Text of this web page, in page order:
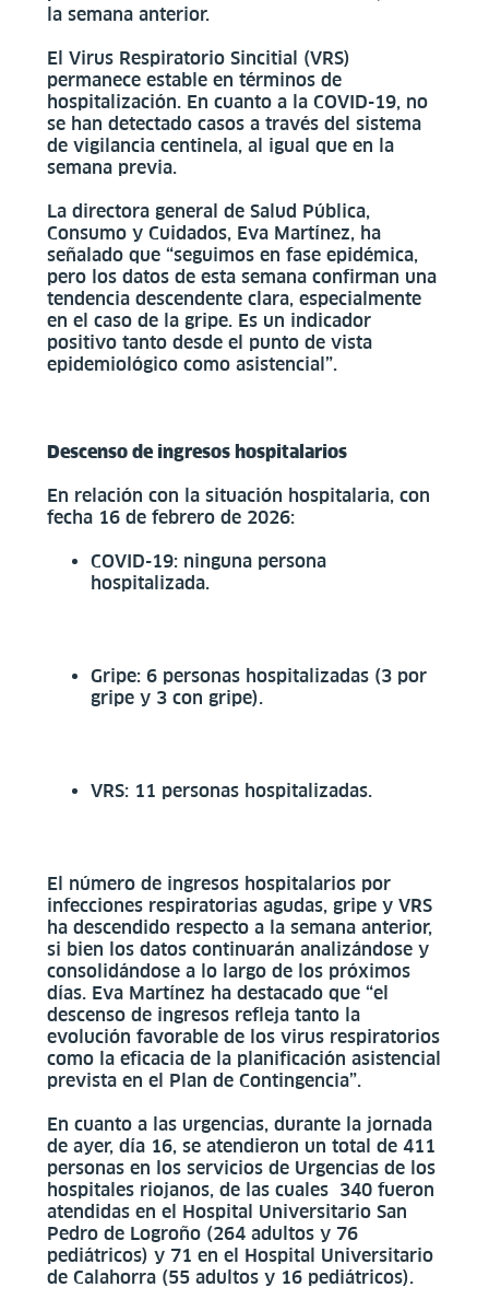
la semana anterior.
El Virus Respiratorio Sincitial (VRS)
permanece estable en términos de
hospitalización. En cuanto a la COVID-19, no
se han detectado casos a través del sistema
de vigilancia centinela, al igual que en la
semana previa.
La directora general de Salud Pública,
Consumo y Cuidados, Eva Martínez, ha
señalado que “seguimos en fase epidémica,
pero los datos de esta semana confirman una
tendencia descendente clara, especialmente
en el caso de la gripe. Es un indicador
positivo tanto desde el punto de vista
epidemiológico como asistencial”.
Descenso de ingresos hospitalarios
En relación con la situación hospitalaria, con
fecha 16 de febrero de 2026:
COVID-19: ninguna persona
hospitalizada.
Gripe: 6 personas hospitalizadas (3 por
gripe y 3 con gripe).
VRS: 11 personas hospitalizadas.
El número de ingresos hospitalarios por
infecciones respiratorias agudas, gripe y VRS
ha descendido respecto a la semana anterior,
si bien los datos continuarán analizándose y
consolidándose a lo largo de los próximos
días. Eva Martínez ha destacado que “el
descenso de ingresos refleja tanto la
evolución favorable de los virus respiratorios
como la eficacia de la planificación asistencial
prevista en el Plan de Contingencia”.
En cuanto a las urgencias, durante la jornada
de ayer, día 16, se atendieron un total de 411
personas en los servicios de Urgencias de los
hospitales riojanos, de las cuales 340 fueron
atendidas en el Hospital Universitario San
Pedro de Logroño (264 adultos y 76
pediátricos) y 71 en el Hospital Universitario
de Calahorra (55 adultos y 16 pediátricos).